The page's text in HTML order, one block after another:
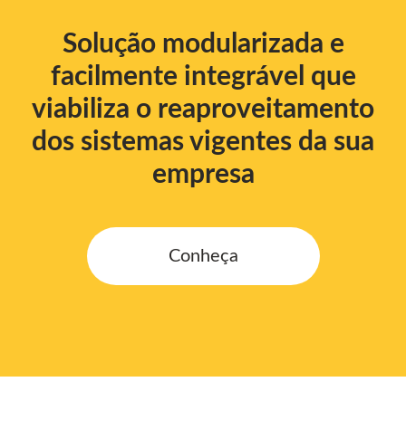
Solução modularizada e
facilmente integrável que
viabiliza o reaproveitamento
dos sistemas vigentes da sua
empresa
Conheça